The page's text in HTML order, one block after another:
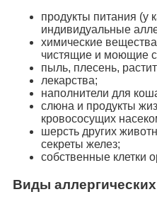
продукты питания (у
индивидуальные
химические
чистящие и моющие
пыль, плесень,
лекарства;
наполнители для
слюна и продукты
кровососущих
шерсть других
секреты желез;
собственные клетки
Виды